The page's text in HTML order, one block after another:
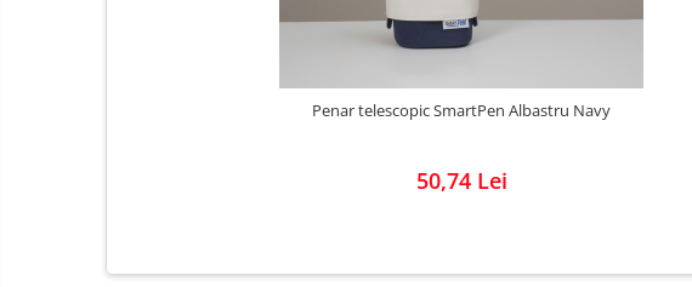
Penar telescopic SmartPen Albastru Navy
50,74 Lei